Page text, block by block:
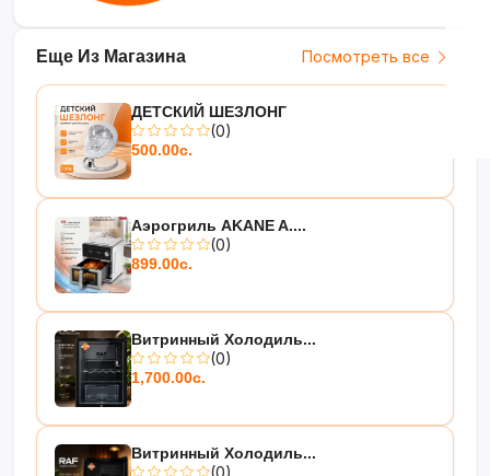
Еще Из Магазина Посмотреть все
ДЕТСКИЙ ШЕЗЛОНГ
(0)
500.00с.
Аэрогриль AKANE A....
(0)
899.00с.
Витринный Холодиль...
(0)
1,700.00с.
Витринный Холодиль...
(0)